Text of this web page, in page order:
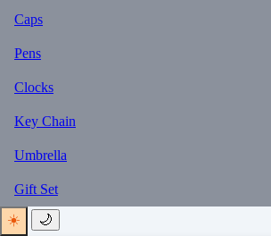
Caps
Pens
Clocks
Key Chain
Umbrella
Gift Set
☀️
🌙